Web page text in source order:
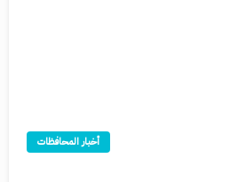
أخبار المحافظات